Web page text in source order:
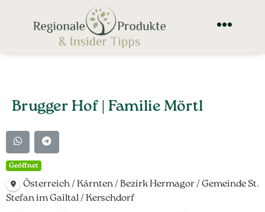
Brugger Hof | Familie Mörtl
Geöffnet
Österreich / Kärnten / Bezirk Hermagor / Gemeinde St.
Stefan im Gailtal / Kerschdorf